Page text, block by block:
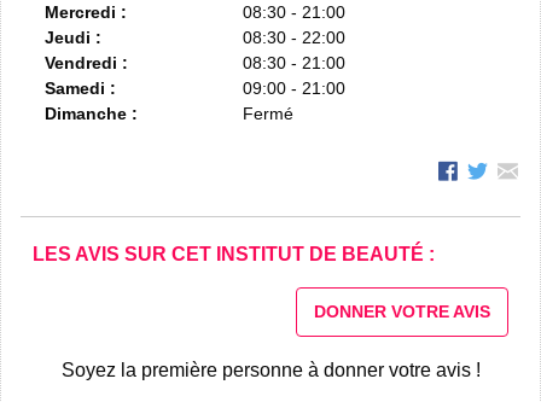
Mercredi :
08:30 - 21:00
Jeudi :
08:30 - 22:00
Vendredi :
08:30 - 21:00
Samedi :
09:00 - 21:00
Dimanche :
Fermé
LES AVIS SUR CET INSTITUT DE BEAUTÉ :
DONNER VOTRE AVIS
Soyez la première personne à donner votre avis !